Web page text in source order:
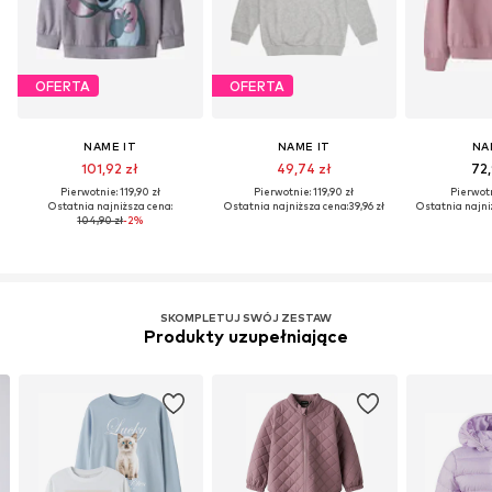
OFERTA
NAME IT
101,92 zł
Pierwotnie: 119,90 zł
Ostatnia najniższa cena:
104,90 zł-2%
OFERTA
NAME IT
49,74 zł
Pierwotnie: 119,90 zł
Ostatnia najniższa cena:39,96 zł
Ostatnia
SKOMPLETUJ SWÓJ ZESTAW
Produkty uzupełniające